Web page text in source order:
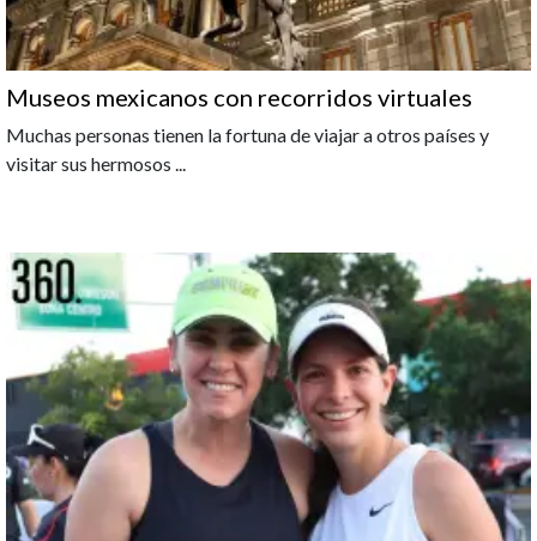
Museos mexicanos con recorridos virtuales
Muchas personas tienen la fortuna de viajar a otros países y
visitar sus hermosos